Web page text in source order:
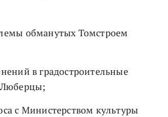
обманутых Томстроем
в градостроительные
с Министерством культуры